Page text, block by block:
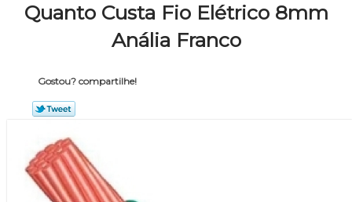
Quanto Custa Fio Elétrico 8mm
Anália Franco
Gostou? compartilhe!